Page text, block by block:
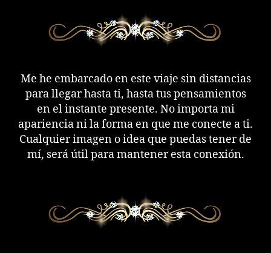
Me he embarcado en este viaje sin distancias
para llegar hasta ti, hasta tus pensamientos
en el instante presente. No importa mi
apariencia ni la forma en que me conecte a ti.
Cualquier imagen o idea que puedas tener de
mí, será útil para mantener esta conexión.